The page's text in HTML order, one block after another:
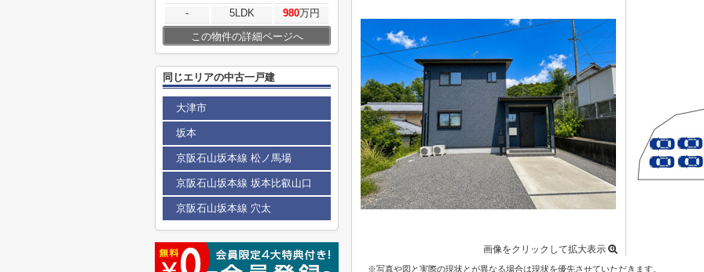
画像をクリックして拡大表示
※写真や図と実際の現状とが異なる場合は現状を優先させていただきます。
-
5LDK 980万円
この物件の詳細ページへ
同じエリアの中古一戸建
大津市
坂本
京阪石山坂本線 松ノ馬場
京阪石山坂本線 坂本比叡山口
京阪石山坂本線 穴太